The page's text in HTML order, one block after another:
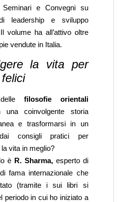
e Convegni su
leadership e sviluppo
volume ha all’attivo oltre
vendute in Italia.
la vita per
filosofie orientali
una coinvolgente storia
e trasformarsi in un
consigli pratici per
vita in meglio?
è R. Sharma,esperto di
fama internazionale che
(tramite i sui libri si
periodo in cui ho iniziato a